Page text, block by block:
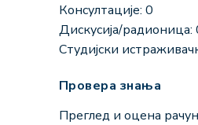
Консултације: 0
Дискусија/радионица:
Студијски
Провера знања
Преглед и оцена